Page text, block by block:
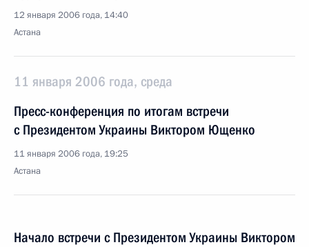
12 января 2006 года, 14:40
Астана
11 января 2006 года, среда
Пресс-конференция по итогам встречи
с Президентом Украины Виктором Ющенко
11 января 2006 года, 19:25
Астана
Начало встречи с Президентом Украины Виктором